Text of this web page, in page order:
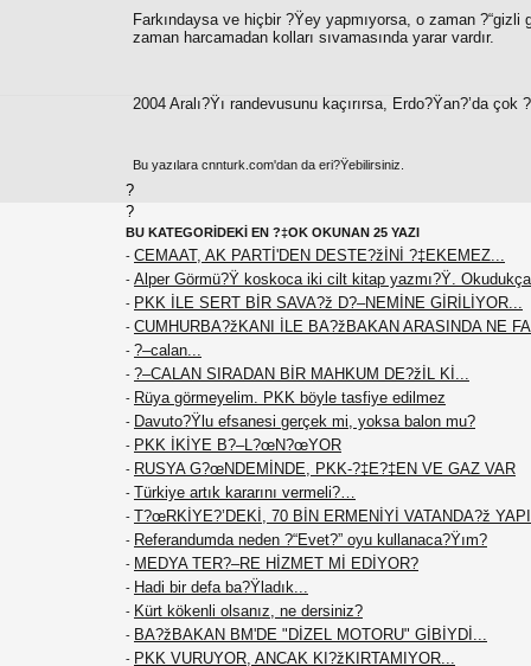
Farkındaysa ve hiçbir ?Ÿey yapmıyorsa, o zaman ?“gizli
zaman harcamadan kolları sıvamasında yarar vardır.
2004 Aralı?Ÿı randevusunu kaçırırsa, Erdo?Ÿan?’da çok
Bu yazılara cnnturk.com'dan da eri?Ÿebilirsiniz.
?
?
BU KATEGORİDEKİ EN ?‡OK OKUNAN 25 YAZI
- CEMAAT, AK PARTİ'DEN DESTE?žİNİ ?‡EKEMEZ...
- Alper Görmü?Ÿ koskoca iki cilt kitap yazmı?Ÿ.
- PKK İLE SERT BİR SAVA?ž D?–NEMİNE GİRİLİYOR...
- CUMHURBA?žKANI İLE BA?žBAKAN ARASINDA NE
- ?–calan...
- ?–CALAN SIRADAN BİR MAHKUM DE?žİL Kİ...
- Rüya görmeyelim. PKK böyle tasfiye edilmez
- Davuto?Ÿlu efsanesi gerçek mi, yoksa balon mu?
- PKK İKİYE B?–L?œN?œYOR
- RUSYA G?œNDEMİNDE, PKK-?‡E?‡EN VE GAZ VAR
- Türkiye artık kararını vermeli?…
- T?œRKİYE?’DEKİ, 70 BİN ERMENİYİ VATANDA?ž
- Referandumda neden ?“Evet?” oyu kullanaca?Ÿım?
- MEDYA TER?–RE HİZMET Mİ EDİYOR?
- Hadi bir defa ba?Ÿladık...
- Kürt kökenli olsanız, ne dersiniz?
- BA?žBAKAN BM'DE "DİZEL MOTORU" GİBİYDİ...
- PKK VURUYOR, ANCAK KI?žKIRTAMIYOR...